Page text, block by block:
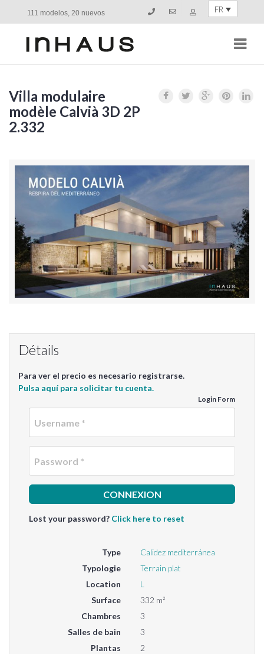
111 modelos, 20 nuevos FR
Villa modulaire
modèle Calvià 3D 2P
2.332
Détails
Para ver el precio es necesario registrarse.
Pulsa aquí para solicitar tu cuenta.
Login Form
Lost your password? Click here to reset
Type
Calidez mediterránea
Typologie
Terrain plat
Location
L
Surface
332 m²
Chambres
3
Salles de bain
3
Plantas
2